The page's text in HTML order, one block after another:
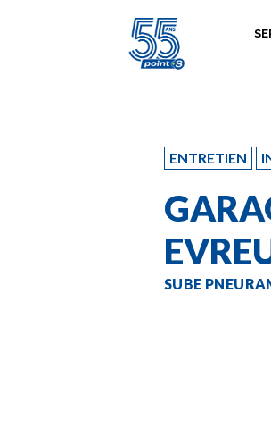
ENTRETIEN
SUBE